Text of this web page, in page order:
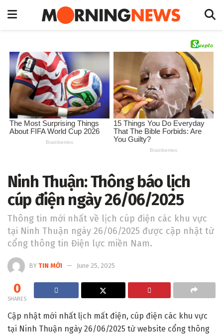
Ninh Thuận: Thông báo lịch
cúp điện ngày 26/06/2025
Thông tin mới nhất về lịch cúp điện các khu vực
tại Ninh Thuận ngày 26/06/2025 được cập nhật từ
cổng thông tin Điện lực miền Nam.
BY TIN MỚI June 25, 2025
0
SHARES
Cập nhật mới nhất lịch mất điện, cúp điện các khu vực
tại Ninh Thuận ngày 26/06/2025 từ website cổng thông